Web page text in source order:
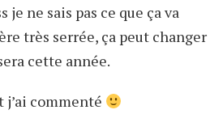
je ne sais pas ce que ça va
très serrée, ça peut changer
cette année.
j’ai commenté